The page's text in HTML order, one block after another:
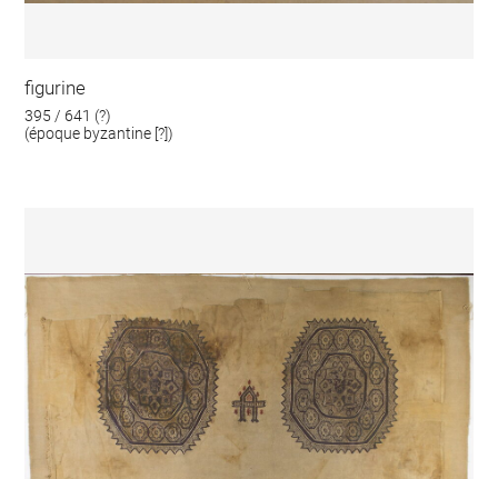
figurine
395 / 641 (?)
(époque byzantine [?])